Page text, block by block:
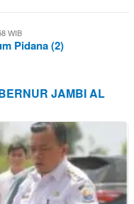
WIB
Pidana (2)
JAMBI AL